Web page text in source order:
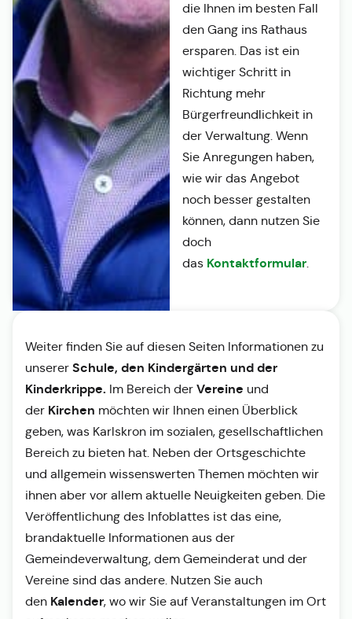
die Ihnen im besten Fall
den Gang ins Rathaus
ersparen. Das ist ein
wichtiger Schritt in
Richtung mehr
Bürgerfreundlichkeit in
der Verwaltung. Wenn
Sie Anregungen haben,
wie wir das Angebot
noch besser gestalten
können, dann nutzen Sie
doch
das Kontaktformular.
Weiter finden Sie auf diesen Seiten Informationen zu
unserer Schule, den Kindergärten und der
Kinderkrippe. Im Bereich der Vereine und
der Kirchen möchten wir Ihnen einen Überblick
geben, was Karlskron im sozialen, gesellschaftlichen
Bereich zu bieten hat. Neben der Ortsgeschichte
und allgemein wissenswerten Themen möchten wir
ihnen aber vor allem aktuelle Neuigkeiten geben. Die
Veröffentlichung des Infoblattes ist das eine,
brandaktuelle Informationen aus der
Gemeindeverwaltung, dem Gemeinderat und der
Vereine sind das andere. Nutzen Sie auch
den Kalender, wo wir Sie auf Veranstaltungen im Ort